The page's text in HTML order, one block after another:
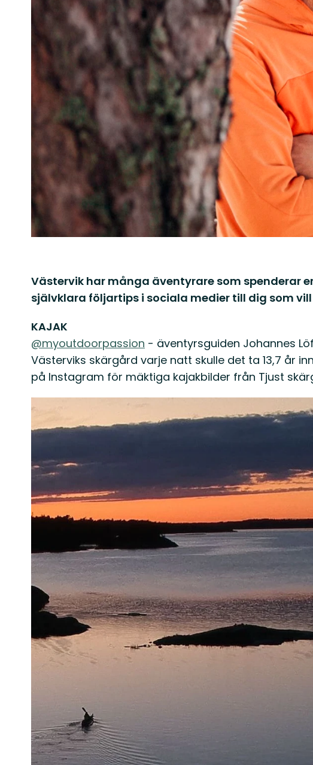
Västervik har många äventyrare som spenderar
självklara följartips i sociala medier till dig som
KAJAK
@myoutdoorpassion - äventyrsguiden Johannes
Västerviks skärgård varje natt skulle det ta 13,7 år
på Instagram för mäktiga kajakbilder från Tjust